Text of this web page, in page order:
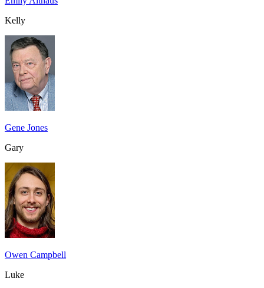
Kelly
Gene Jones
Gary
Owen Campbell
Luke